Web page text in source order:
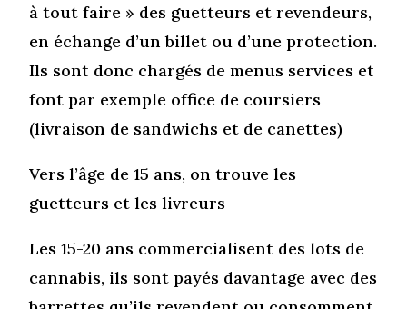
à tout faire » des guetteurs et revendeurs,
en échange d’un billet ou d’une protection.
Ils sont donc chargés de menus services et
font par exemple office de coursiers
(livraison de sandwichs et de canettes)
Vers l’âge de 15 ans, on trouve les
guetteurs et les livreurs
Les 15-20 ans commercialisent des lots de
cannabis, ils sont payés davantage avec des